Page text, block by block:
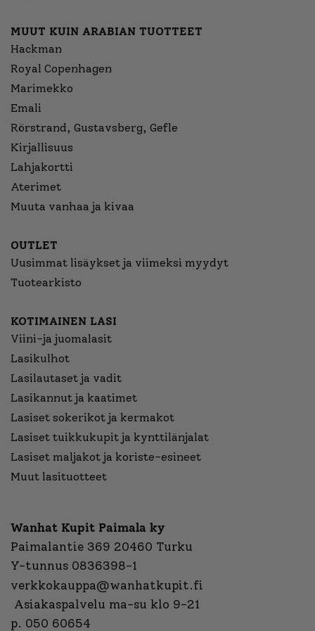
MUUT KUIN ARABIAN TUOTTEET
Hackman
Royal Copenhagen
Marimekko
Emali
Rörstrand, Gustavsberg, Gefle
Kirjallisuus
Lahjakortti
Aterimet
Muuta vanhaa ja kivaa
OUTLET
Uusimmat lisäykset ja viimeksi myydyt
Tuotearkisto
KOTIMAINEN LASI
Viini-ja juomalasit
Lasikulhot
Lasilautaset ja vadit
Lasikannut ja kaatimet
Lasiset sokerikot ja kermakot
Lasiset tuikkukupit ja kynttilänjalat
Lasiset maljakot ja koriste-esineet
Muut lasituotteet
Wanhat Kupit Paimala ky
Paimalantie 369 20460 Turku
Y-tunnus 0836398-1
verkkokauppa@wanhatkupit.fi
Asiakaspalvelu ma-su klo 9-21
p. 050 60654